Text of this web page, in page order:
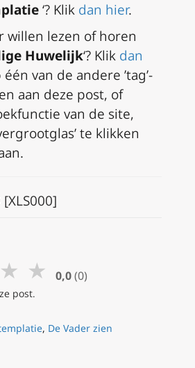
‘? Klik dan hier.
willen lezen of horen
Huwelijk‘? Klik dan
van de andere ’tag’-
aan deze post, of
van de site,
te klikken
★ ★ 0,0 (0)
post.
, De Vader zien